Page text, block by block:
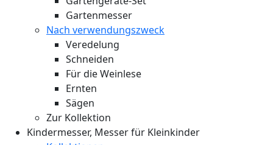
Gartenmesser
Nach verwendungszweck
Veredelung
Schneiden
Für die Weinlese
Ernten
Sägen
Zur Kollektion
Kindermesser, Messer für Kleinkinder